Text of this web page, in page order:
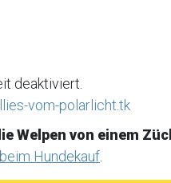
deaktiviert.
vom-polarlicht.tk
Welpen von einem
Hundekauf